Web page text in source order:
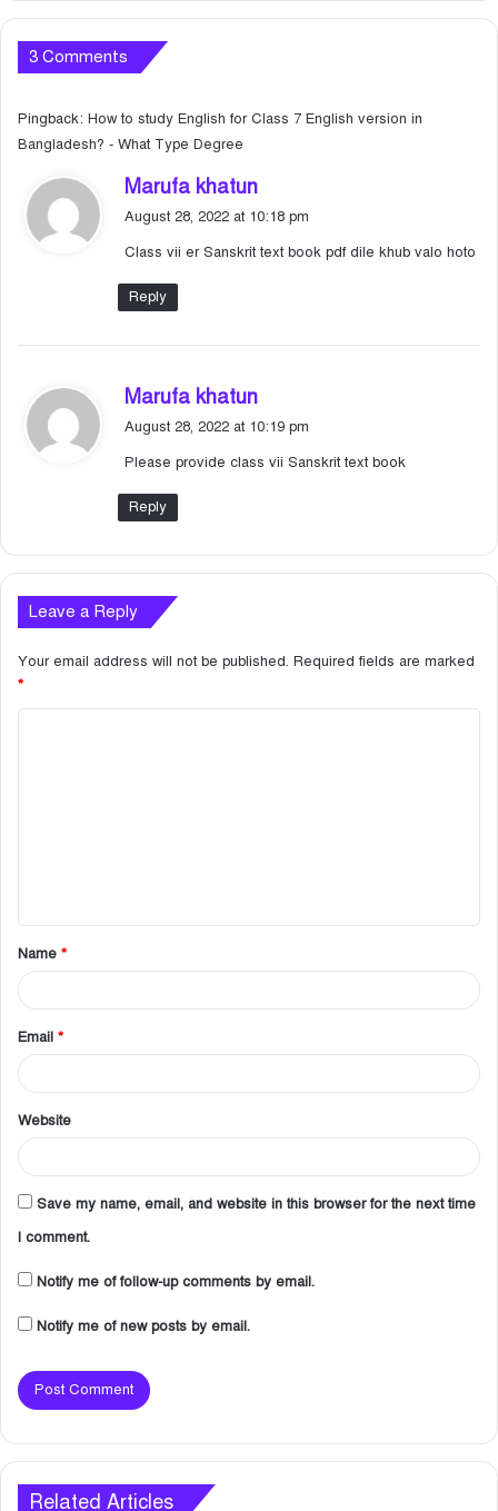
3 Comments
Pingback: How to study English for Class 7 English version in
Bangladesh? - What Type Degree
Marufa khatun
s
August 28, 2022 at 10:18 pm
Class vii er Sanskrit text book pdf dile khub valo hoto
Reply
Marufa khatun
s
August 28, 2022 at 10:19 pm
Please provide class vii Sanskrit text book
Reply
Leave a Reply
Your email address will not be published. Required fields are marked
*
t
*
Name *
Email *
Website
Save my name, email, and website in this browser for the next time
I comment.
Notify me of follow-up comments by email.
Notify me of new posts by email.
Related Articles